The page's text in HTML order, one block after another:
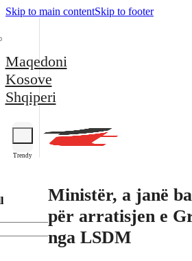
Skip to main contentSkip to footer
Maqedoni
Kosove
Shqiperi
Trendy
Ministër, a janë
për arratisjen e
nga LSDM